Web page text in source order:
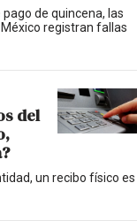
d
a
de quincena, las
registran fallas
del
un recibo físico es